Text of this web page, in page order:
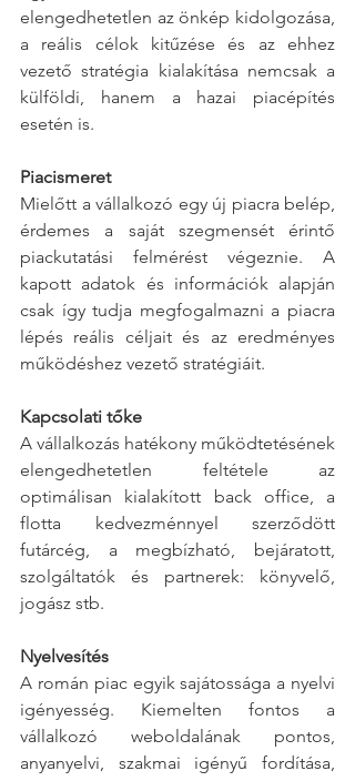
elengedhetetlen az önkép kidolgozása,
a reális célok kitűzése és az ehhez
vezető stratégia kialakítása nemcsak a
külföldi, hanem a hazai piacépítés
esetén is.
Piacismeret
Mielőtt a vállalkozó egy új piacra belép,
érdemes a saját szegmensét érintő
piackutatási felmérést végeznie. A
kapott adatok és információk alapján
csak így tudja megfogalmazni a piacra
lépés reális céljait és az eredményes
működéshez vezető stratégiáit.
Kapcsolati tőke
A vállalkozás hatékony működtetésének
elengedhetetlen feltétele az
optimálisan kialakított back office, a
flotta kedvezménnyel szerződött
futárcég, a megbízható, bejáratott,
szolgáltatók és partnerek: könyvelő,
jogász stb.
Nyelvesítés
A román piac egyik sajátossága a nyelvi
igényesség. Kiemelten fontos a
vállalkozó weboldalának pontos,
anyanyelvi, szakmai igényű fordítása,